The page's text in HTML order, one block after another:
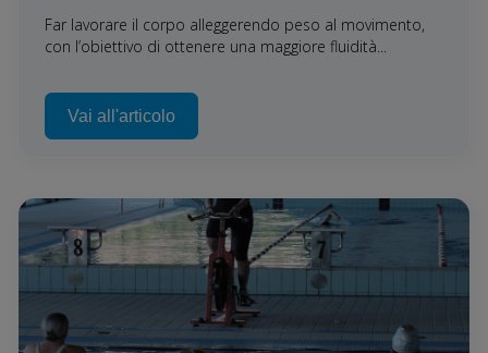
Far lavorare il corpo alleggerendo peso al movimento,
con l’obiettivo di ottenere una maggiore fluidità...
Vai all'articolo